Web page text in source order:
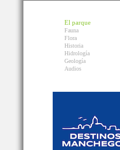
El parque
Fauna
Flora
Historia
Hidrología
Geología
Audios